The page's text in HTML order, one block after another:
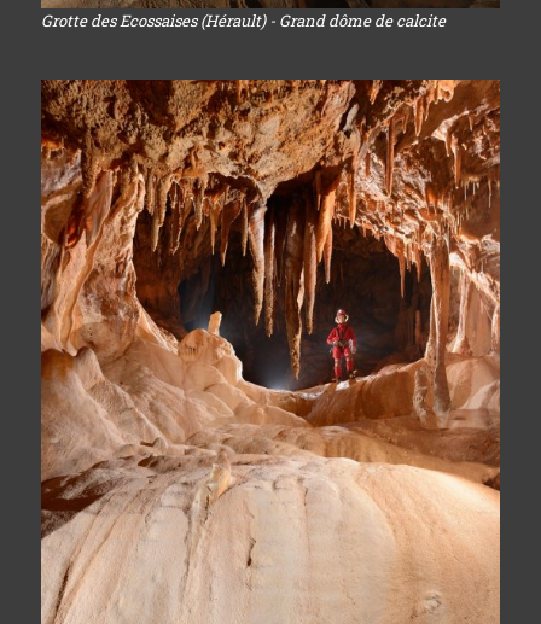
Grotte des Ecossaises (Hérault) - Grand dôme de calcite